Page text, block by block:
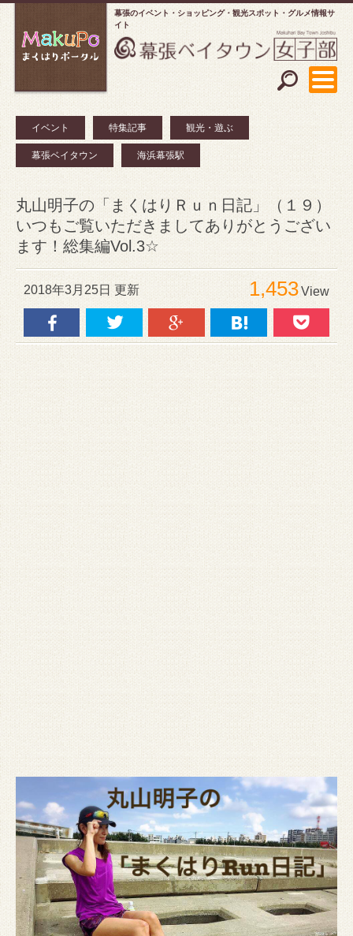
幕張のイベント・ショッピング
観光スポット・グルメ情報サ
イト
イベント 特集記事 観光・遊ぶ
幕張ベイタウン 海浜幕張駅
丸山明子の「まくはりＲｕｎ日記」（１９）
いつもご覧いただきましてありがとうござい
ます！総集編Vol.3☆
2018年3月25日 更新 1,453View